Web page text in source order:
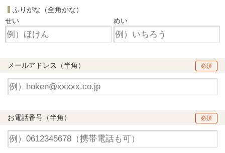
ふりがな（全角かな）
せい
めい
メールアドレス（半角） 必須
お電話番号（半角） 必須